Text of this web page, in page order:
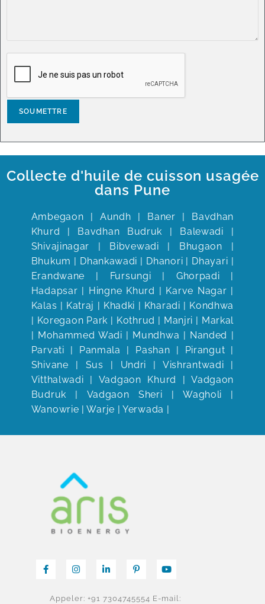
Collecte d'huile de cuisson usagée
dans Pune
Ambegaon | Aundh | Baner | Bavdhan
Khurd | Bavdhan Budruk | Balewadi |
Shivajinagar | Bibvewadi | Bhugaon |
Bhukum | Dhankawadi | Dhanori | Dhayari |
Erandwane | Fursungi | Ghorpadi |
Hadapsar | Hingne Khurd | Karve Nagar |
Kalas | Katraj | Khadki | Kharadi | Kondhwa
| Koregaon Park | Kothrud | Manjri | Markal
| Mohammed Wadi | Mundhwa | Nanded |
Parvati | Panmala | Pashan | Pirangut |
Shivane | Sus | Undri | Vishrantwadi |
Vitthalwadi | Vadgaon Khurd | Vadgaon
Budruk | Vadgaon Sheri | Wagholi |
Wanowrie | Warje | Yerwada |
Appeler: +91 7304745554 E-mail: